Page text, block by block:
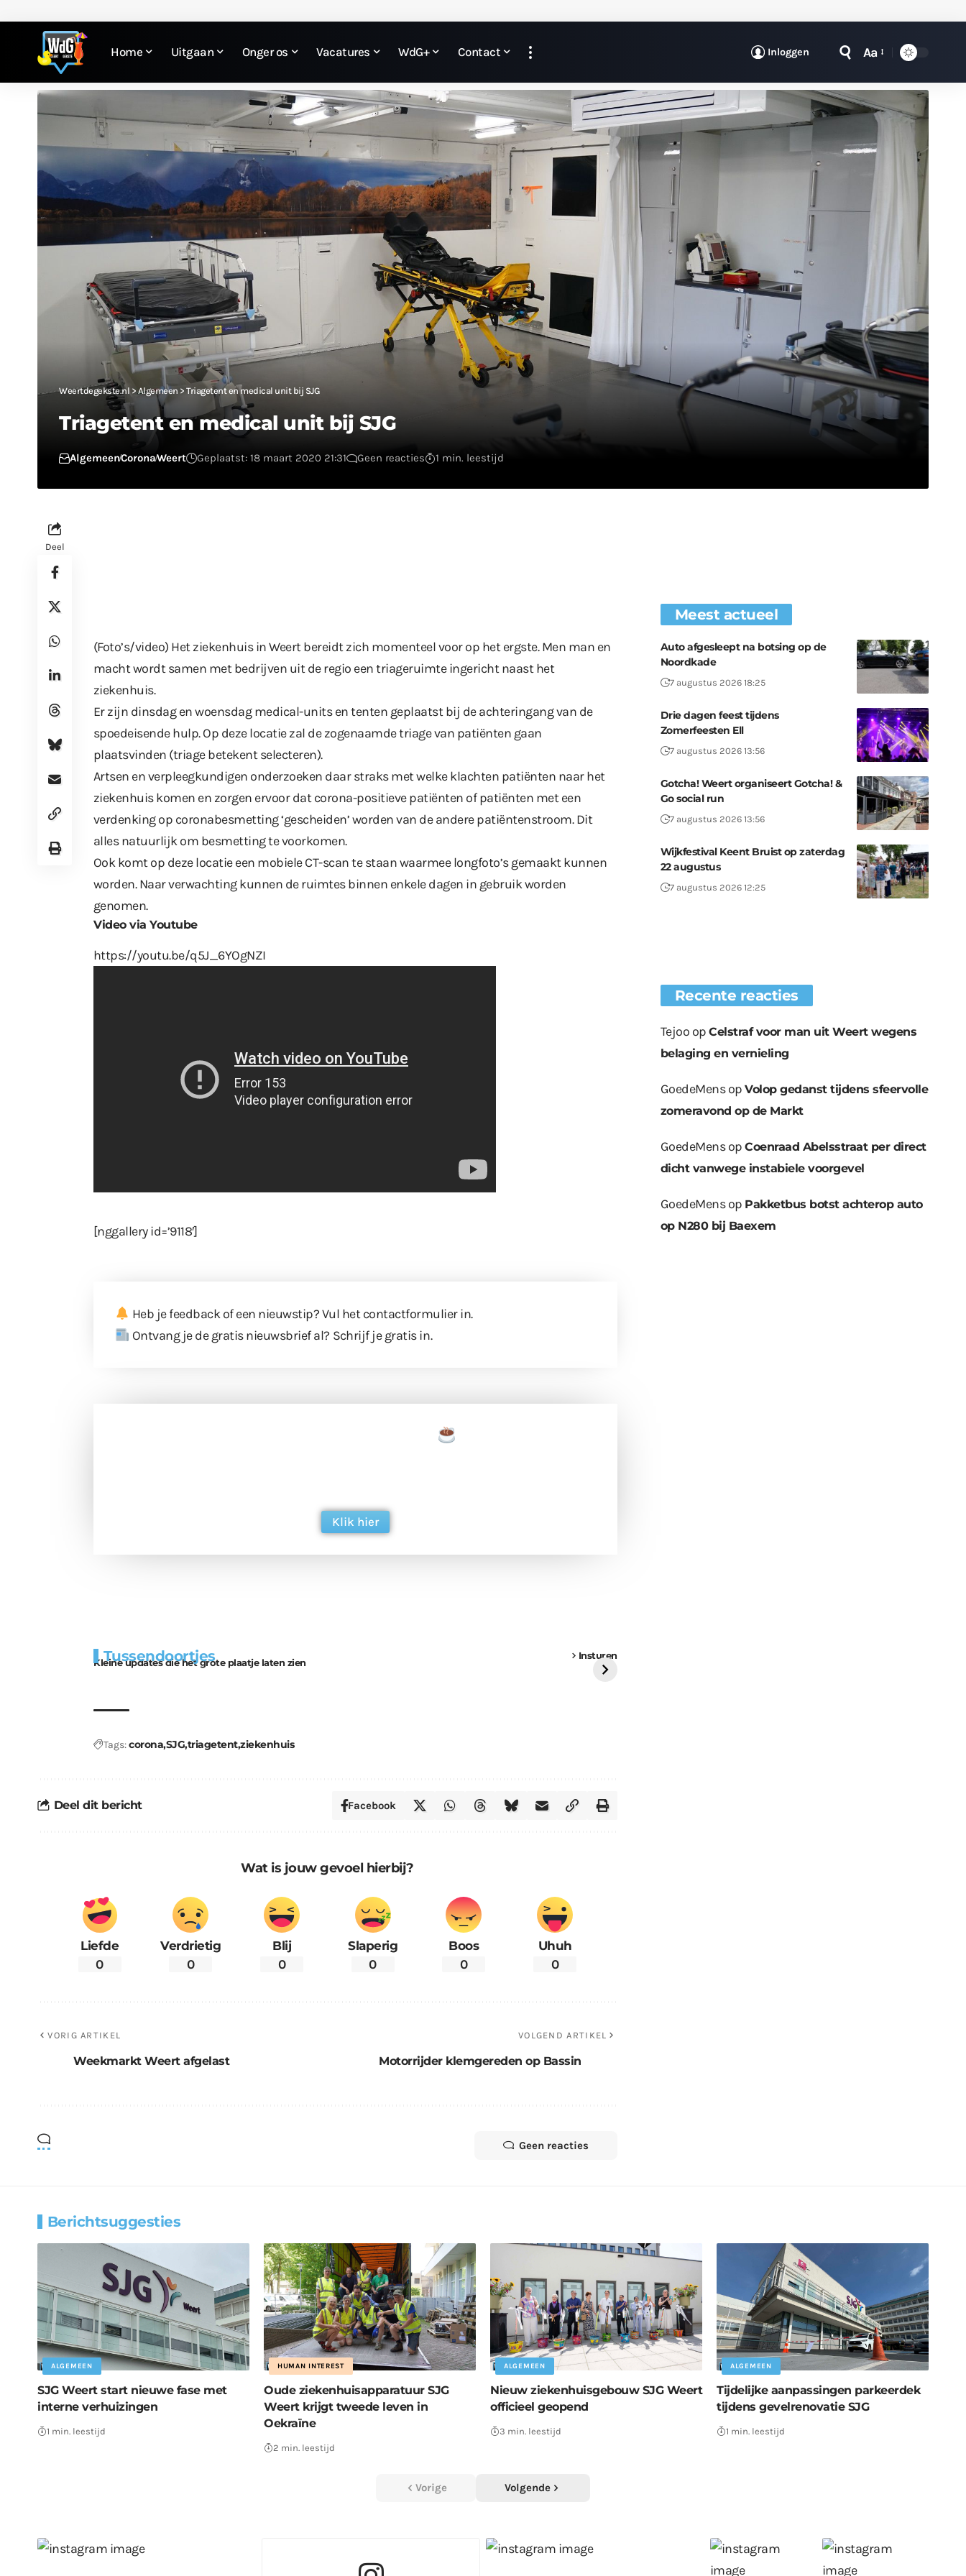
Home Uitgaan Onger os Vacatures WdG+ Contact Inloggen Aa
Weertdegekste.nl >Algemeen > Triagetent en medical unit bij SJG
Triagetent en medical unit bij SJG
AlgemeenCoronaWeert Geplaatst: 18 maart 2020 21:31 Geen reacties 1 min. leestijd
Deel
(Foto’s/video) Het ziekenhuis in Weert bereidt zich momenteel voor op het ergste. Men man en
macht wordt samen met bedrijven uit de regio een triageruimte ingericht naast het
ziekenhuis.
Er zijn dinsdag en woensdag medical-units en tenten geplaatst bij de achteringang van de
spoedeisende hulp. Op deze locatie zal de zogenaamde triage van patiënten gaan
plaatsvinden (triage betekent selecteren).
Artsen en verpleegkundigen onderzoeken daar straks met welke klachten patiënten naar het
ziekenhuis komen en zorgen ervoor dat corona-positieve patiënten of patiënten met een
verdenking op coronabesmetting ‘gescheiden’ worden van de andere patiëntenstroom. Dit
alles natuurlijk om besmetting te voorkomen.
Ook komt op deze locatie een mobiele CT-scan te staan waarmee longfoto’s gemaakt kunnen
worden. Naar verwachting kunnen de ruimtes binnen enkele dagen in gebruik worden
genomen.
Video via Youtube
https://youtu.be/q5J_6YOgNZI
[nggallery id=’9118′]
Heb je feedback of een nieuwstip? Vul het contactformulierin.
Ontvang je de gratis nieuwsbrief al? Schrijf je gratis in.
Klik hier
Tussendoortjes Insturen
Kleine updates die het grote plaatje laten zien
bouwmateriaal voor
kabouters
Tags:coronaSJGtriagetentziekenhuis
Deel dit bericht Facebook
Wat is jouw gevoel hierbij?
Liefde
0
Verdrietig
0
Blij
0
Slaperig
0
Boos
0
Uhuh
0
VORIG ARTIKEL
Weekmarkt Weert afgelast
VOLGEND ARTIKEL
Motorrijder klemgereden op Bassin
Geen reacties
Meest actueel
Auto afgesleept na botsing op de
Noordkade
7 augustus 2026 18:25
Drie dagen feest tijdens
Zomerfeesten Ell
7 augustus 2026 13:56
Gotcha! Weert organiseert Gotcha! &
Go social run
7 augustus 2026 13:56
Wijkfestival Keent Bruist op zaterdag
22 augustus
7 augustus 2026 12:25
Recente reacties
Tejoo opCelstraf voor man uit Weert wegens
belaging en vernieling
GoedeMensopVolop gedanst tijdens sfeervolle
zomeravond op de Markt
GoedeMensopCoenraad Abelsstraat per direct
dicht vanwege instabiele voorgevel
GoedeMensop Pakketbus botst achterop auto
op N280 bij Baexem
Berichtsuggesties
ALGEMEEN
SJG Weert start nieuwe fase met
interne verhuizingen
1 min. leestijd
HUMAN INTEREST
Oude ziekenhuisapparatuur SJG
Weert krijgt tweede leven in
Oekraïne
2 min. leestijd
ALGEMEEN
Nieuw ziekenhuisgebouw SJG Weert
officieel geopend
3 min. leestijd
ALGEMEEN
Tijdelijke aanpassingen parkeerdek
tijdens gevelrenovatie SJG
1 min. leestijd
Vorige Volgende